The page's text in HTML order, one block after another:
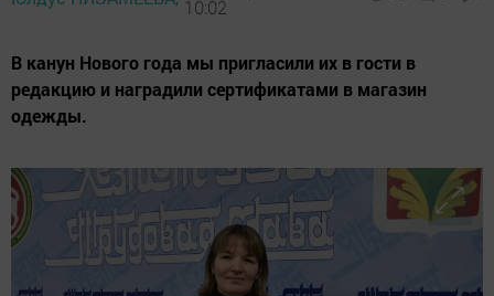
10:02
В канун Нового года мы пригласили их в гости в
редакцию и наградили сертификатами в магазин
одежды.